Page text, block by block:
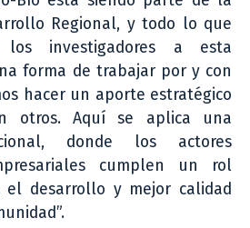
Regional, y todo lo que
los investigadores a esta
forma de trabajar por y con
hacer un aporte estratégico
otros. Aquí se aplica una
donde los actores
cumplen un rol
desarrollo y mejor calidad